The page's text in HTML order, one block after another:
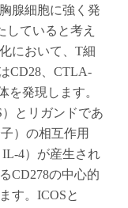
腺細胞に強く発
していると考え
において、T細
CD28、CTLA-
を発現します。
とリガンドであ
）の相互作用
4）が産生され
CD278の中心的
す。ICOSと